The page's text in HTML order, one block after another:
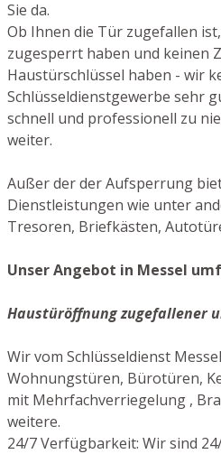
Sie da.
Ob Ihnen die Tür zugefallen
zugesperrt haben und keinen
Haustürschlüssel haben - wir
Schlüsseldienstgewerbe sehr
schnell und professionell zu
weiter.
Außer der der Aufsperrung
Dienstleistungen wie unter
Tresoren, Briefkästen,
Unser Angebot in Messel
Haustüröffnung zugefallener
Wir vom Schlüsseldienst
Wohnungstüren, Bürotüren,
mit Mehrfachverriegelung ,
weitere.
24/7 Verfügbarkeit: Wir sind